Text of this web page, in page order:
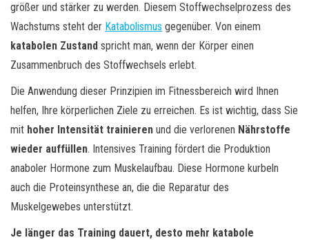
größer und stärker zu werden. Diesem Stoffwechselprozess des
Wachstums steht der Katabolismus gegenüber. Von einem
katabolen Zustand spricht man, wenn der Körper einen
Zusammenbruch des Stoffwechsels erlebt.
Die Anwendung dieser Prinzipien im Fitnessbereich wird Ihnen
helfen, Ihre körperlichen Ziele zu erreichen. Es ist wichtig, dass Sie
mit hoher Intensität trainieren und die verlorenen Nährstoffe
wieder auffüllen. Intensives Training fördert die Produktion
anaboler Hormone zum Muskelaufbau. Diese Hormone kurbeln
auch die Proteinsynthese an, die die Reparatur des
Muskelgewebes unterstützt.
Je länger das Training dauert, desto mehr katabole